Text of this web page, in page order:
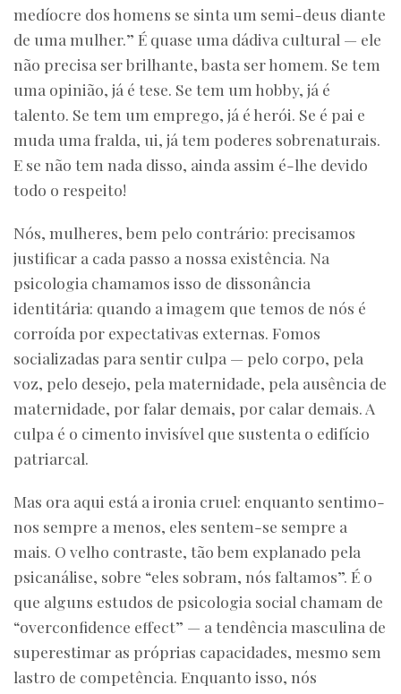
medíocre dos homens se sinta um semi-deus diante
de uma mulher.” É quase uma dádiva cultural — ele
não precisa ser brilhante, basta ser homem. Se tem
uma opinião, já é tese. Se tem um hobby, já é
talento. Se tem um emprego, já é herói. Se é pai e
muda uma fralda, ui, já tem poderes sobrenaturais.
E se não tem nada disso, ainda assim é-lhe devido
todo o respeito!
Nós, mulheres, bem pelo contrário: precisamos
justificar a cada passo a nossa existência. Na
psicologia chamamos isso de dissonância
identitária: quando a imagem que temos de nós é
corroída por expectativas externas. Fomos
socializadas para sentir culpa — pelo corpo, pela
voz, pelo desejo, pela maternidade, pela ausência de
maternidade, por falar demais, por calar demais. A
culpa é o cimento invisível que sustenta o edifício
patriarcal.
Mas ora aqui está a ironia cruel: enquanto sentimo-
nos sempre a menos, eles sentem-se sempre a
mais. O velho contraste, tão bem explanado pela
psicanálise, sobre “eles sobram, nós faltamos”. É o
que alguns estudos de psicologia social chamam de
“overconfidence effect” — a tendência masculina de
superestimar as próprias capacidades, mesmo sem
lastro de competência. Enquanto isso, nós